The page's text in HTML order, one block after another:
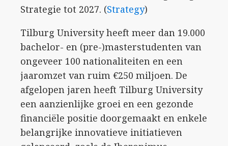
Strategie tot 2027. (Strategy)
Tilburg University heeft meer dan 19.000
bachelor- en (pre-)masterstudenten van
ongeveer 100 nationaliteiten en een
jaaromzet van ruim €250 miljoen. De
afgelopen jaren heeft Tilburg University
een aanzienlijke groei en een gezonde
financiële positie doorgemaakt en enkele
belangrijke innovatieve initiatieven